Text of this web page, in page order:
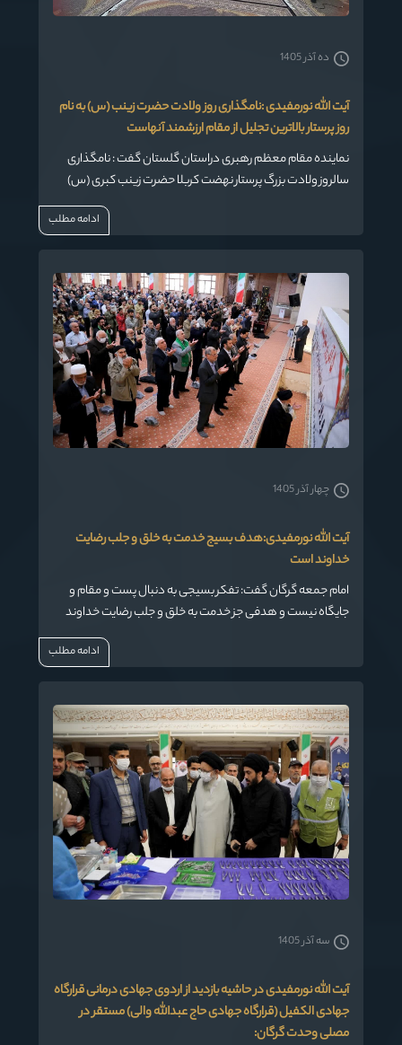
آیت الله نورمفیدی :نامگذاری روز ولادت حضرت زینب (س) به نام
روز پرستار بالاترین تجلیل از مقام ارزشمند آنهاست
نماینده مقام معظم رهبری دراستان گلستان گفت : نامگذاری
سالروز ولادت بزرگ پرستار نهضت کربلا حضرت زینب کبری (س)
بنام روز پرستار بالاترین تجلیل از مقام ارزشمند جامعه پرستاری
است که یقین داریم خدای متعال هم شاکر این عزیزان خواهد
ده آذر 1405
ادامه مطلب
آیت الله نورمفیدی:هدف بسیج خدمت به خلق و جلب رضایت
خداوند است
امام جمعه گرگان گفت: تفکر بسیجی به دنبال پست و مقام و
جایگاه نیست و هدفی جز خدمت به خلق و جلب رضایت خداوند
چهار آذر 1405
ادامه مطلب
آیت الله نورمفیدی در حاشیه بازدید از اردوی جهادی درمانی قرارگاه
جهادی الکفیل (قرارگاه جهادی حاج عبدالله والی) مستقر در
مصلی وحدت گرگان:
سه آذر 1405